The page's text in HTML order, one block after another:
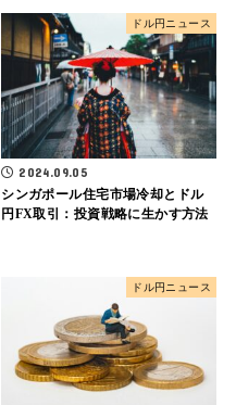
ドル円ニュース
2024.09.05
シンガポール住宅市場冷却とドル
円FX取引：投資戦略に生かす方法
ドル円ニュース